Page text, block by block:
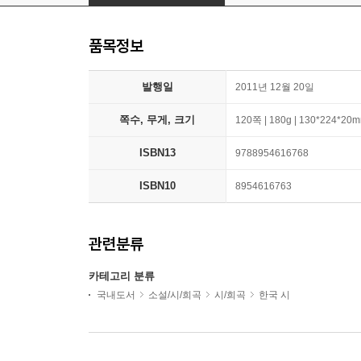
품목정보
발행일 2011년 12월 20일
쪽수, 무게, 크기 120쪽 | 180g |
ISBN13 9788954616768
ISBN10 8954616763
관련분류
카테고리 분류
국내도서 소설/시/희곡 시/희곡 한국 시